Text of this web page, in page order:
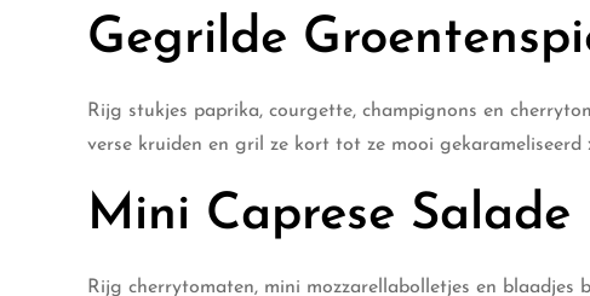
Gegrilde
Rijg stukjes paprika, courgette, champignons en
verse kruiden en gril ze kort tot ze mooi gekarameliseerd
Mini Caprese Salade
Rijg cherrytomaten, mini mozzarellabolletjes en blaadjes